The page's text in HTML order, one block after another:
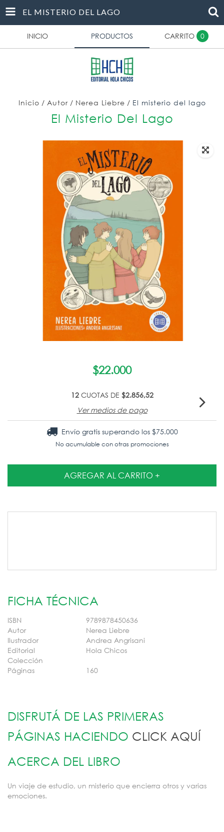
EL MISTERIO DEL LAGO
INICIO PRODUCTOS CARRITO 0
Inicio / Autor / Nerea Liebre / El misterio del lago
El Misterio Del Lago
$22.000
12CUOTAS DE $2.856,52
Ver medios de pago
Envío gratis superando los $75.000
No acumulable con otras promociones
FICHA TÉCNICA
ISBN
9789878450636
Autor
Nerea Liebre
Ilustrador
Andrea Angrisani
Editorial
Hola Chicos
Colección
Páginas
160
DISFRUTÁ DE LAS PRIMERAS
PÁGINAS HACIENDO CLICK AQUÍ
ACERCA DEL LIBRO
Un viaje de estudio, un misterio que encierra otros y varias
emociones.